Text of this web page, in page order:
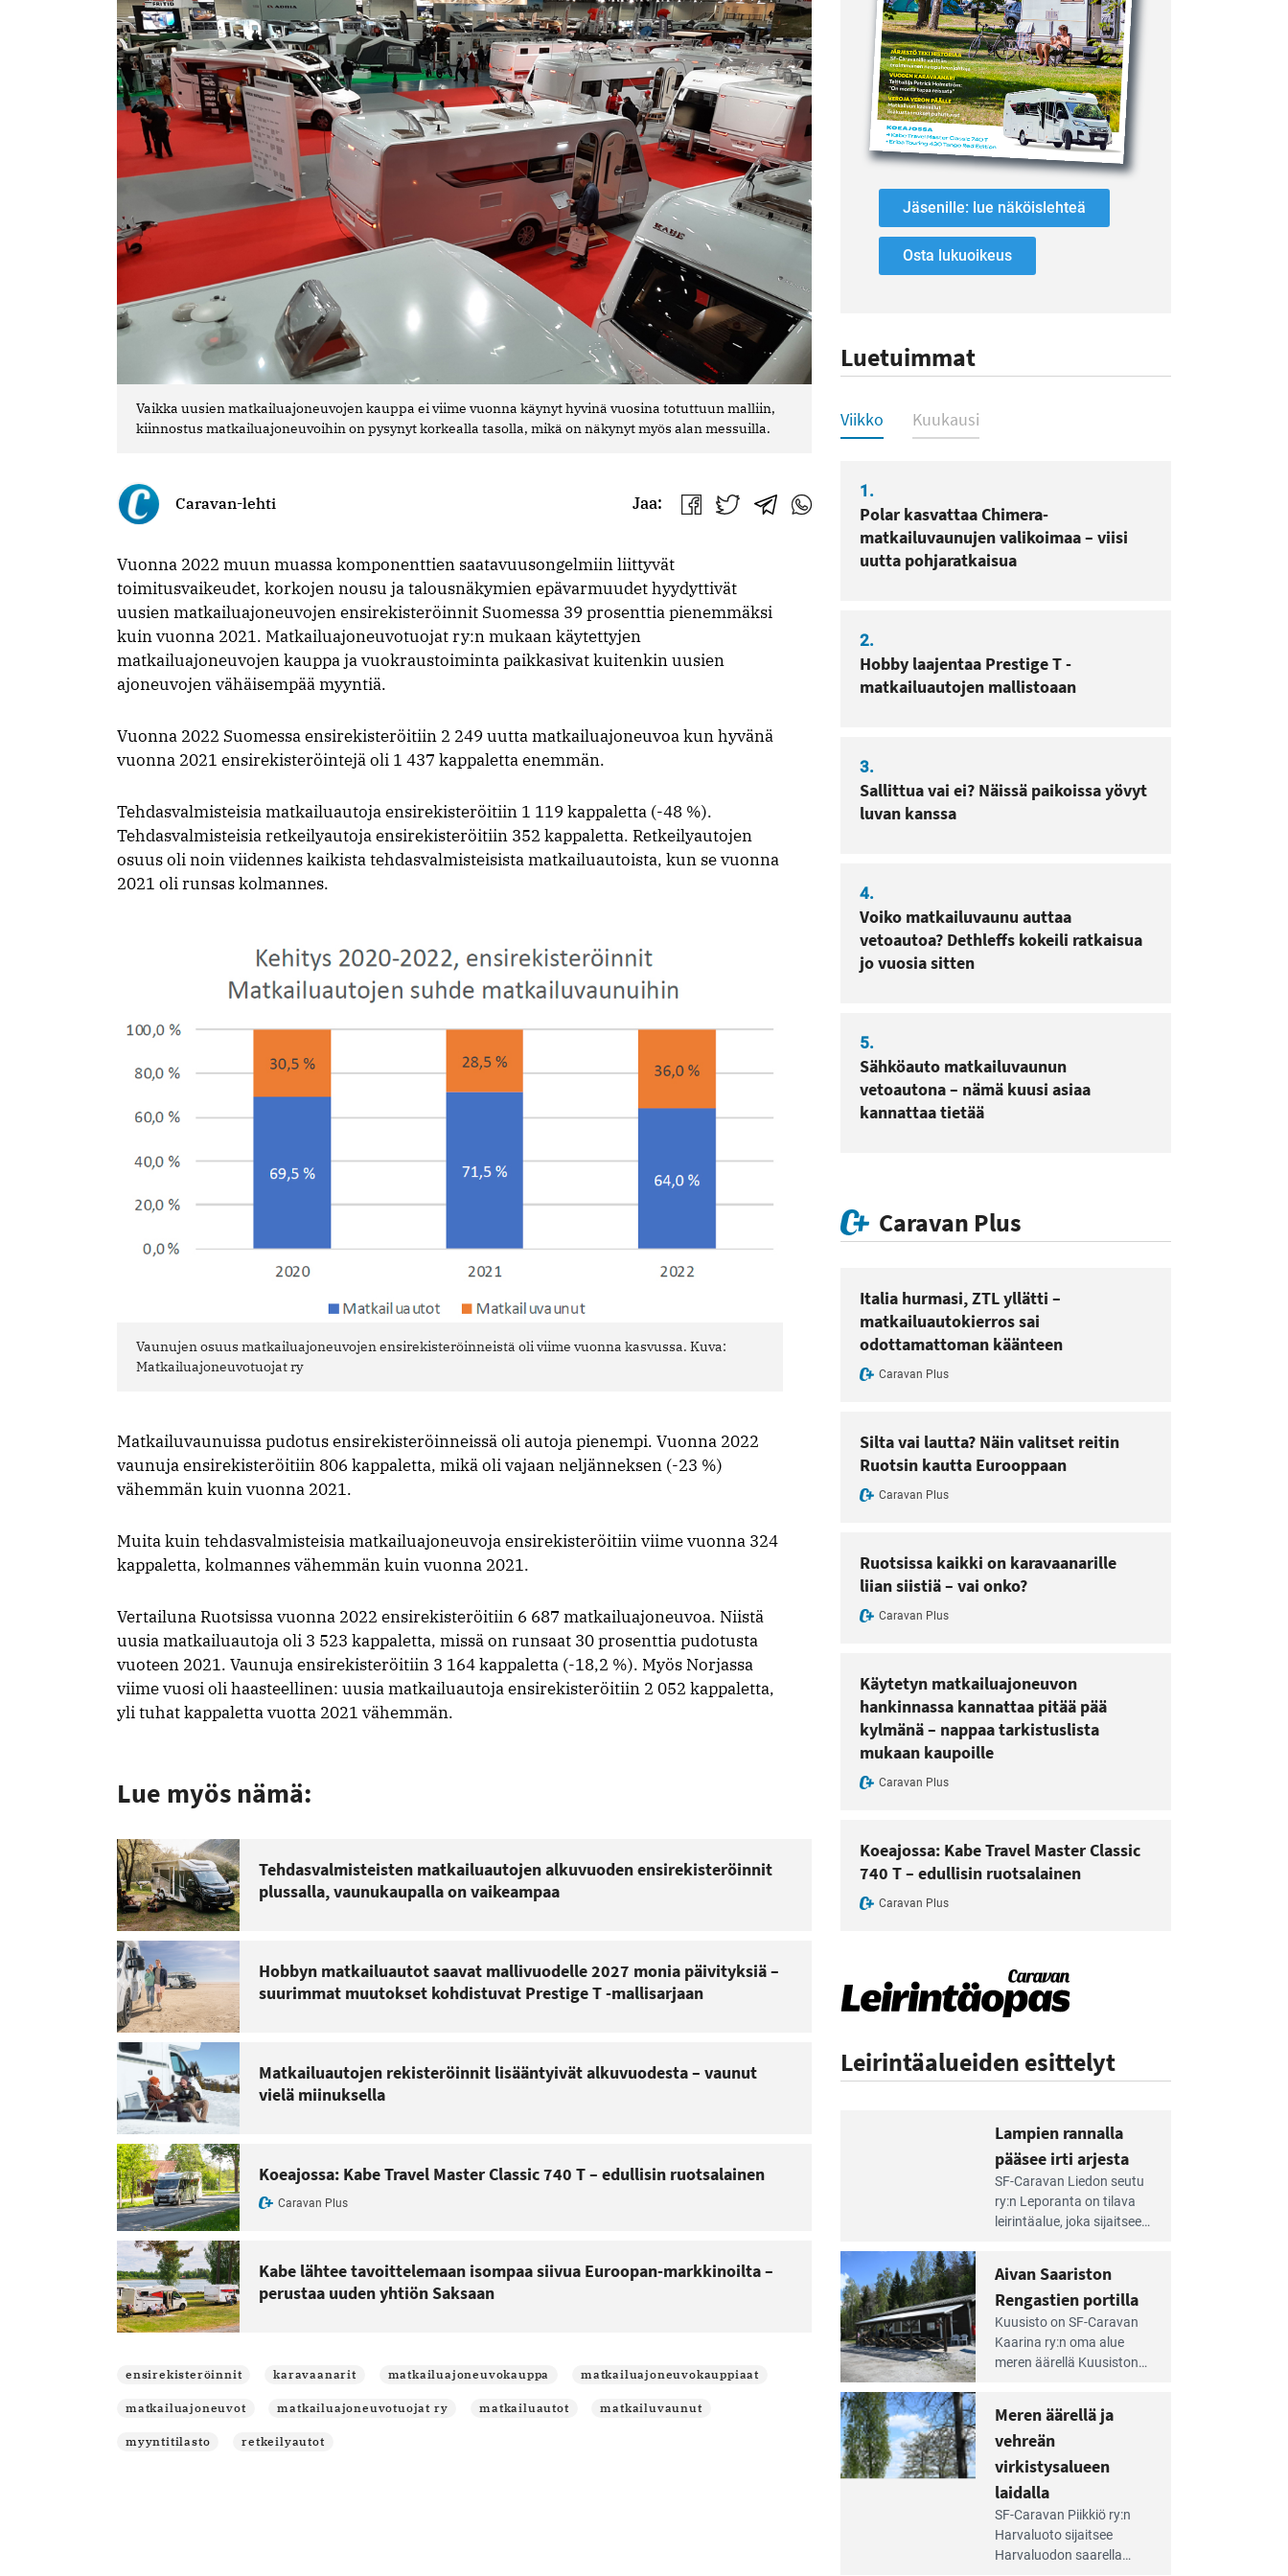
Vaikka uusien matkailuajoneuvojen kauppa ei viime vuonna käynyt hyvinä vuosina totuttuun malliin,
kiinnostus matkailuajoneuvoihin on pysynyt korkealla tasolla, mikä on näkynyt myös alan messuilla.
Caravan-lehti Jaa:
Jaa
Jaa
Jaa
Telegrammissa
Jaa
WhatsAppissa
Vuonna 2022 muun muassa komponenttien saatavuusongelmiin liittyvät
toimitusvaikeudet, korkojen nousu ja talousnäkymien epävarmuudet hyydyttivät
uusien matkailuajoneuvojen ensirekisteröinnit Suomessa 39 prosenttia pienemmäksi
kuin vuonna 2021. Matkailuajoneuvotuojat ry:n mukaan käytettyjen
matkailuajoneuvojen kauppa ja vuokraustoiminta paikkasivat kuitenkin uusien
ajoneuvojen vähäisempää myyntiä.
Vuonna 2022 Suomessa ensirekisteröitiin 2 249 uutta matkailuajoneuvoa kun hyvänä
vuonna 2021 ensirekisteröintejä oli 1 437 kappaletta enemmän.
Tehdasvalmisteisia matkailuautoja ensirekisteröitiin 1 119 kappaletta (-48 %).
Tehdasvalmisteisia retkeilyautoja ensirekisteröitiin 352 kappaletta. Retkeilyautojen
osuus oli noin viidennes kaikista tehdasvalmisteisista matkailuautoista, kun se vuonna
2021 oli runsas kolmannes.
Vaunujen osuus matkailuajoneuvojen ensirekisteröinneistä oli viime vuonna kasvussa. Kuva:
Matkailuajoneuvotuojat ry
Matkailuvaunuissa pudotus ensirekisteröinneissä oli autoja pienempi. Vuonna 2022
vaunuja ensirekisteröitiin 806 kappaletta, mikä oli vajaan neljänneksen (-23 %)
vähemmän kuin vuonna 2021.
Muita kuin tehdasvalmisteisia matkailuajoneuvoja ensirekisteröitiin viime vuonna 324
kappaletta, kolmannes vähemmän kuin vuonna 2021.
Vertailuna Ruotsissa vuonna 2022 ensirekisteröitiin 6 687 matkailuajoneuvoa. Niistä
uusia matkailuautoja oli 3 523 kappaletta, missä on runsaat 30 prosenttia pudotusta
vuoteen 2021. Vaunuja ensirekisteröitiin 3 164 kappaletta (-18,2 %). Myös Norjassa
viime vuosi oli haasteellinen: uusia matkailuautoja ensirekisteröitiin 2 052 kappaletta,
yli tuhat kappaletta vuotta 2021 vähemmän.
Lue myös nämä:
Tehdasvalmisteisten matkailuautojen alkuvuoden ensirekisteröinnit
plussalla, vaunukaupalla on vaikeampaa
Hobbyn matkailuautot saavat mallivuodelle 2027 monia päivityksiä –
suurimmat muutokset kohdistuvat Prestige T -mallisarjaan
Matkailuautojen rekisteröinnit lisääntyivät alkuvuodesta – vaunut
vielä miinuksella
Koeajossa: Kabe Travel Master Classic 740 T – edullisin ruotsalainen
Caravan Plus
Kabe lähtee tavoittelemaan isompaa siivua Euroopan-markkinoilta –
perustaa uuden yhtiön Saksaan
ensirekisteröinnit karavaanarit matkailuajoneuvokauppa matkailuajoneuvokauppiaat
matkailuajoneuvot matkailuajoneuvotuojat ry matkailuautot matkailuvaunut
myyntitilasto retkeilyautot
Jäsenille: lue näköislehteä
Osta lukuoikeus
Luetuimmat
Luetuimmat
Viikko Kuukausi
1.
Polar kasvattaa Chimera-
matkailuvaunujen valikoimaa – viisi
uutta pohjaratkaisua
2.
Hobby laajentaa Prestige T -
matkailuautojen mallistoaan
3.
Sallittua vai ei? Näissä paikoissa yövyt
luvan kanssa
4.
Voiko matkailuvaunu auttaa
vetoautoa? Dethleffs kokeili ratkaisua
jo vuosia sitten
5.
Sähköauto matkailuvaunun
vetoautona – nämä kuusi asiaa
kannattaa tietää
Caravan Plus
Italia hurmasi, ZTL yllätti –
matkailuautokierros sai
odottamattoman käänteen
Caravan Plus
Silta vai lautta? Näin valitset reitin
Ruotsin kautta Eurooppaan
Caravan Plus
Ruotsissa kaikki on karavaanarille
liian siistiä – vai onko?
Caravan Plus
Käytetyn matkailuajoneuvon
hankinnassa kannattaa pitää pää
kylmänä – nappaa tarkistuslista
mukaan kaupoille
Caravan Plus
Koeajossa: Kabe Travel Master Classic
740 T – edullisin ruotsalainen
Caravan Plus
Leirintäalueiden esittelyt
rannalla
pääsee
irti
arjesta
Lampien rannalla
pääsee irti arjesta
SF-Caravan Liedon seutu
ry:n Leporanta on tilava
leirintäalue, joka sijaitsee
ympärillä. – Lampi on
upea ja puhdas, ja se
tarjoaa ympäris­töineen
kauniit maisemat ja
loistavat virkistäytymis­
Lue
Leirintäoppaan
artikkeli:
Aivan
Saariston
Rengastien
portilla
Aivan Saariston
Rengastien portilla
Kuusisto on SF-Caravan
Kaarina ry:n oma alue
meren äärellä Kuusiston
lapsiystävällinen,
rauhallinen ja
silmiinpistävän siisti.
Meren äärellä ja
vehreän
virkistysalueen
laidalla
SF-Caravan Piikkiö ry:n
Harvaluoto sijait­see
Harvaluodon saarella